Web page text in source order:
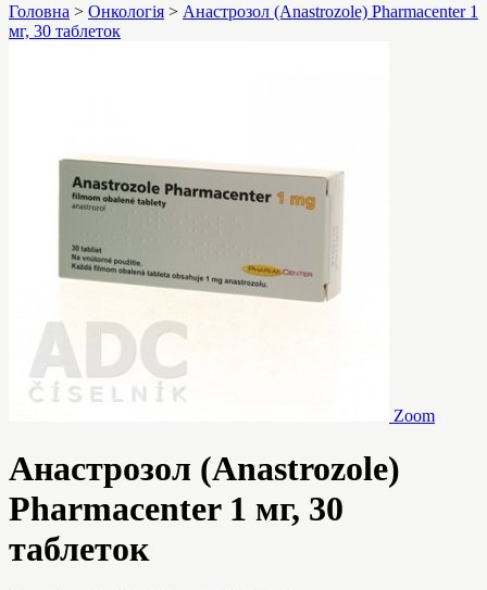
Головна > Онкологія > Анастрозол (Anastrozole) Pharmacenter 1
мг, 30 таблеток
Zoom
Анастрозол (Anastrozole)
Pharmacenter 1 мг, 30
таблеток